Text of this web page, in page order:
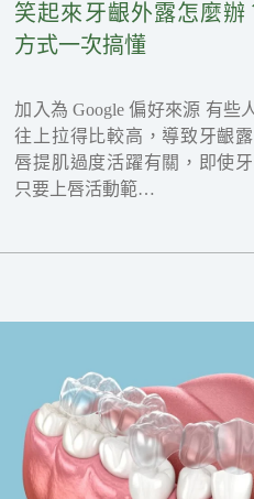
笑起來牙齦外露怎麼辦
方式一次搞懂
加入為 Google 偏好來源 有些
往上拉得比較高，導致牙齦
唇提肌過度活躍有關，即使
只要上唇活動範…